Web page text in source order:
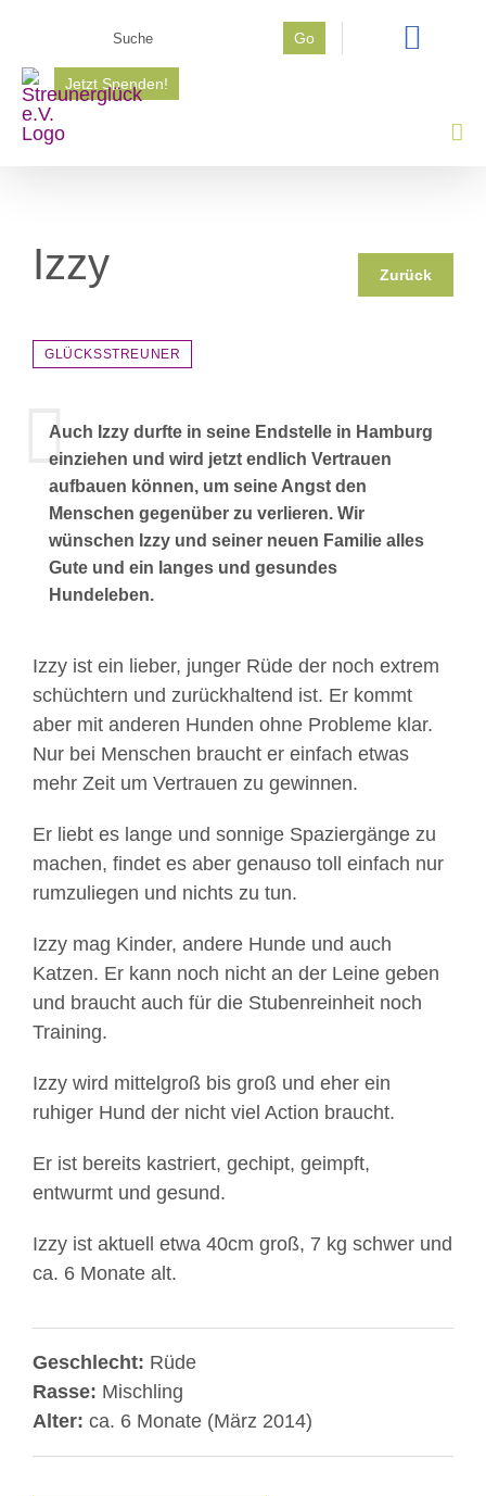
springen
Go
Jetzt Spenden!
Izzy Zurück
GLÜCKSSTREUNER
Auch Izzy durfte in seine Endstelle in Hamburg
einziehen und wird jetzt endlich Vertrauen
aufbauen können, um seine Angst den
Menschen gegenüber zu verlieren. Wir
wünschen Izzy und seiner neuen Familie alles
Gute und ein langes und gesundes
Hundeleben.
Izzy ist ein lieber, junger Rüde der noch extrem
schüchtern und zurückhaltend ist. Er kommt
aber mit anderen Hunden ohne Probleme klar.
Nur bei Menschen braucht er einfach etwas
mehr Zeit um Vertrauen zu gewinnen.
Er liebt es lange und sonnige Spaziergänge zu
machen, findet es aber genauso toll einfach nur
rumzuliegen und nichts zu tun.
Izzy mag Kinder, andere Hunde und auch
Katzen. Er kann noch nicht an der Leine geben
und braucht auch für die Stubenreinheit noch
Training.
Izzy wird mittelgroß bis groß und eher ein
ruhiger Hund der nicht viel Action braucht.
Er ist bereits kastriert, gechipt, geimpft,
entwurmt und gesund.
Izzy ist aktuell etwa 40cm groß, 7 kg schwer und
ca. 6 Monate alt.
Geschlecht: Rüde
Rasse: Mischling
Alter: ca. 6 Monate (März 2014)